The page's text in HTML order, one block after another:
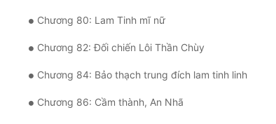
Chương 80: Lam Tinh mĩ nữ
Chương 82: Đối chiến Lôi Thần Chùy
Chương 84: Bảo thạch trung đích lam tinh linh
Chương 86: Cầm thành, An Nhã